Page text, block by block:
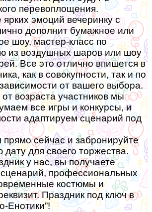
перевоплощения.
эмоций вечеринку с
дополнит бумажное или
шоу, мастер-класс по
из воздушных шаров или шоу
Все это отлично впишется в
как в совокупности, так и по
от вашего выбора.
возраста участников мы
все игры и конкурсы, и
адаптируем сценарий под
сейчас и забронируйте
для своего торжества.
у нас, вы получаете
профессиональных
костюмы и
Праздник под ключ в
Енотики”!